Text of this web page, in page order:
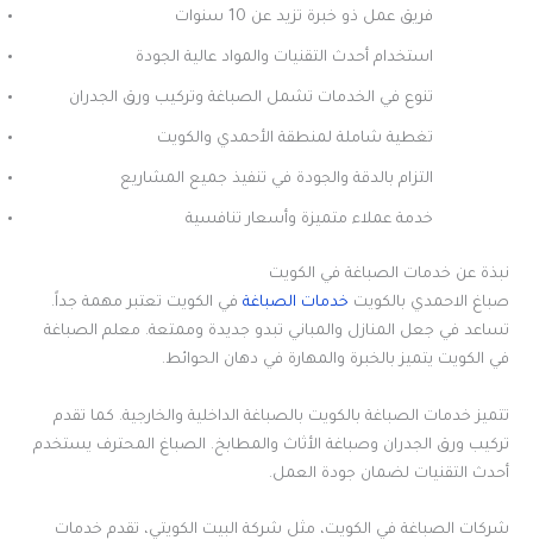
فريق عمل ذو خبرة تزيد عن 10 سنوات
استخدام أحدث التقنيات والمواد عالية الجودة
تنوع في الخدمات تشمل الصباغة وتركيب ورق الجدران
تغطية شاملة لمنطقة الأحمدي والكويت
التزام بالدقة والجودة في تنفيذ جميع المشاريع
خدمة عملاء متميزة وأسعار تنافسية
نبذة عن خدمات الصباغة في الكويت
صباغ الاحمدي بالكويت خدمات الصباغة في الكويت تعتبر مهمة جداً.
تساعد في جعل المنازل والمباني تبدو جديدة وممتعة. معلم الصباغة
في الكويت يتميز بالخبرة والمهارة في دهان الحوائط.
تتميز خدمات الصباغة بالكويت بالصباغة الداخلية والخارجية. كما تقدم
تركيب ورق الجدران وصباغة الأثاث والمطابخ. الصباغ المحترف يستخدم
أحدث التقنيات لضمان جودة العمل.
شركات الصباغة في الكويت، مثل شركة البيت الكويتي، تقدم خدمات